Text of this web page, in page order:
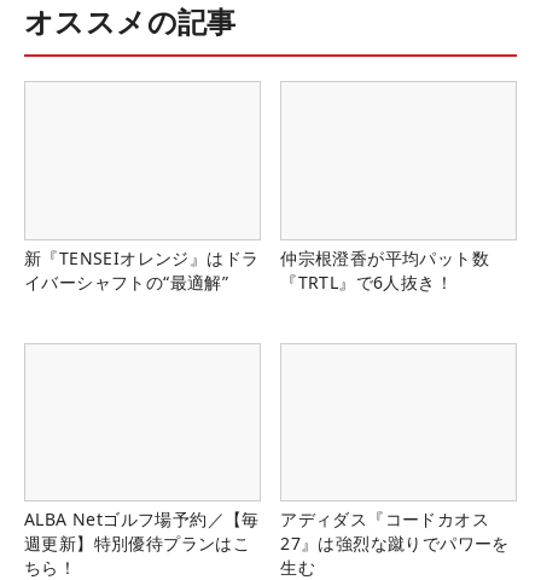
オススメの記事
新『TENSEIオレンジ』はドラ
イバーシャフトの“最適解”
仲宗根澄香が平均パット数
『TRTL』で6人抜き！
ALBA Netゴルフ場予約／【毎
週更新】特別優待プランはこ
ちら！
アディダス『コードカオス
27』は強烈な蹴りでパワーを
生む